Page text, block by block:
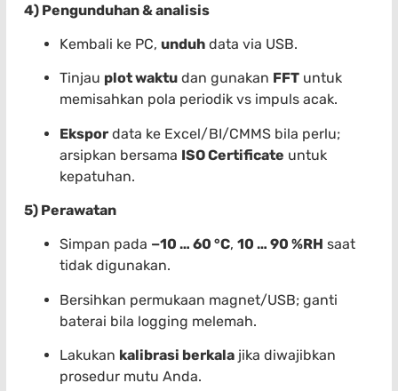
4) Pengunduhan & analisis
Kembali ke PC, unduh data via USB.
Tinjau plot waktu dan gunakan FFT untuk
memisahkan pola periodik vs impuls acak.
Ekspor data ke Excel/BI/CMMS bila perlu;
arsipkan bersama ISO Certificate untuk
kepatuhan.
5) Perawatan
Simpan pada −10 … 60 °C, 10 … 90 %RH saat
tidak digunakan.
Bersihkan permukaan magnet/USB; ganti
baterai bila logging melemah.
Lakukan kalibrasi berkala jika diwajibkan
prosedur mutu Anda.